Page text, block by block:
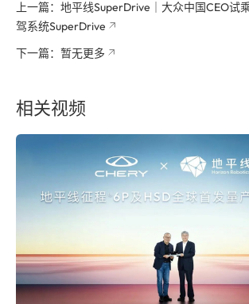
上一篇：地平线SuperDrive｜大众中国CEO试
驾系统SuperDrive
下一篇：暂无更多
相关视频